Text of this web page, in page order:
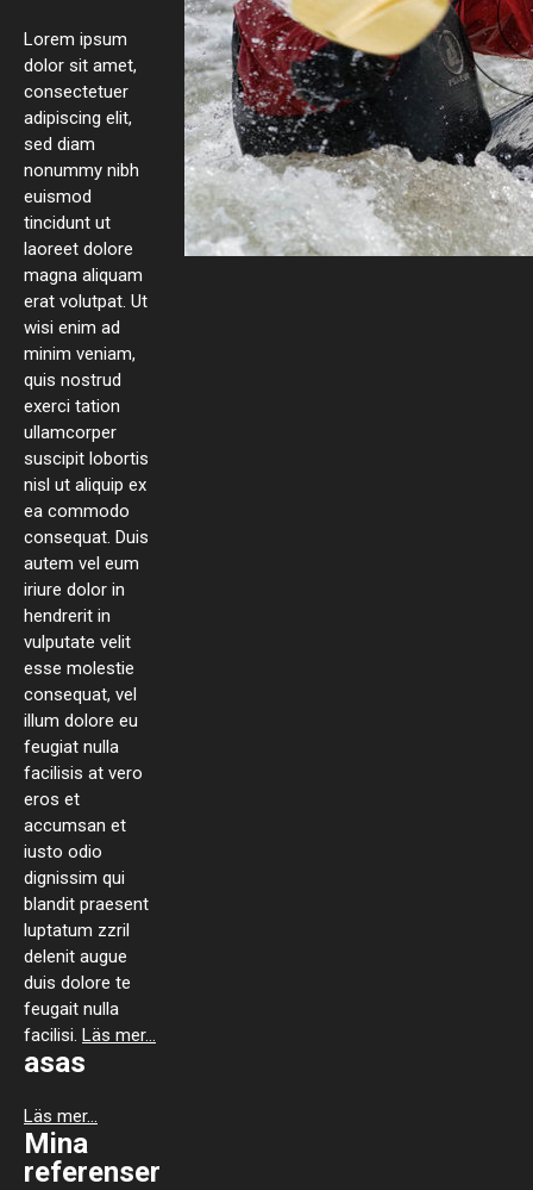
Lorem ipsum
dolor sit amet,
consectetuer
adipiscing elit,
sed diam
nonummy nibh
euismod
tincidunt ut
laoreet dolore
magna aliquam
erat volutpat. Ut
wisi enim ad
minim veniam,
quis nostrud
exerci tation
ullamcorper
suscipit lobortis
nisl ut aliquip ex
ea commodo
consequat. Duis
autem vel eum
iriure dolor in
hendrerit in
vulputate velit
esse molestie
consequat, vel
illum dolore eu
feugiat nulla
facilisis at vero
eros et
accumsan et
iusto odio
dignissim qui
blandit praesent
luptatum zzril
delenit augue
duis dolore te
feugait nulla
facilisi. Läs mer...
asas
Läs mer...
Mina
referenser